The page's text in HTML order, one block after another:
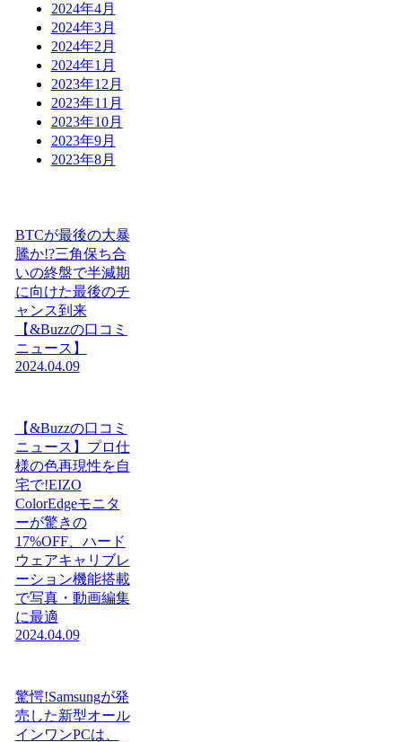
2024年4月
2024年3月
2024年2月
2024年1月
2023年12月
2023年11月
2023年10月
2023年9月
2023年8月
BTCが最後の大暴
騰か!?三角保ち合
いの終盤で半減期
に向けた最後のチ
ャンス到来
【&Buzzの口コミ
ニュース】
2024.04.09
【&Buzzの口コミ
ニュース】プロ仕
様の色再現性を自
宅で!EIZO
ColorEdgeモニタ
ーが驚きの
17%OFF、ハード
ウェアキャリブレ
ーション機能搭載
で写真・動画編集
に最適
2024.04.09
驚愕!Samsungが発
売した新型オール
インワンPCは、